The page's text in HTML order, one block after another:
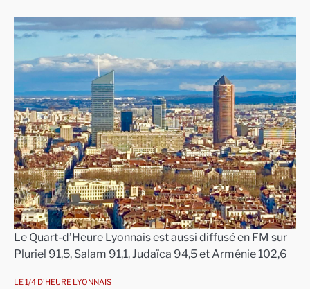
Le Quart-d’Heure Lyonnais est aussi diffusé en FM sur
Pluriel 91,5, Salam 91,1, Judaïca 94,5 et Arménie 102,6
LE 1/4 D'HEURE LYONNAIS